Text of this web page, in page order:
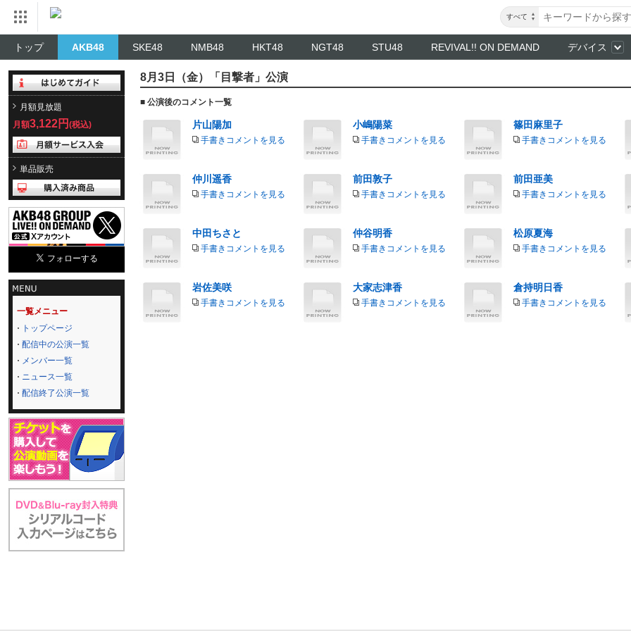
すべて
トップ AKB48 SKE48 NMB48 HKT48 NGT48 STU48 REVIVAL!! ON DEMAND デバイス
月額見放題
月額3,122円 (税込)
単品販売
一覧メニュー
トップページ
配信中の公演一覧
メンバー一覧
ニュース一覧
配信終了公演一覧
8月3日（金）「目撃者」公演
■ 公演後のコメント一覧
片山陽加
手書きコメントを見る
小嶋陽菜
手書きコメントを見る
篠田麻里子
手書きコメントを見る
仲川遥香
手書きコメントを見る
前田敦子
手書きコメントを見る
前田亜美
手書きコメントを見る
中田ちさと
手書きコメントを見る
仲谷明香
手書きコメントを見る
松原夏海
手書きコメントを見る
岩佐美咲
手書きコメントを見る
大家志津香
手書きコメントを見る
倉持明日香
手書きコメントを見る